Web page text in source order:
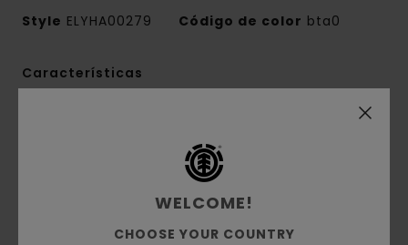
Style ELYHA00279 Código de color bta0
Características
paneles de algodón 100% con visera
gorra estilo dad
hebilla deslizante ajustable
Bordado de la marca frontal y trasero
WELCOME!
CHOOSE YOUR COUNTRY